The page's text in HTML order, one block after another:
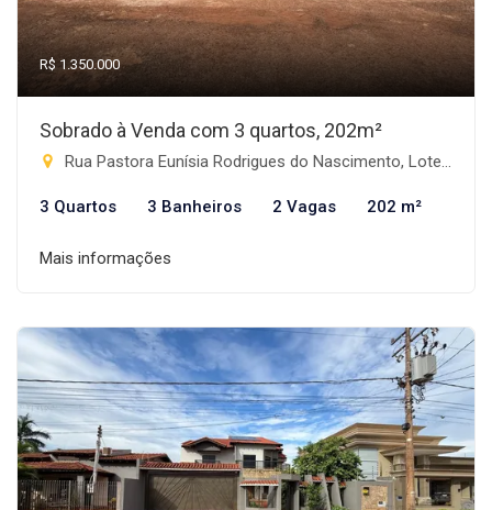
R$ 1.350.000
Sobrado à Venda com 3 quartos, 202m²
Rua Pastora Eunísia Rodrigues do Nascimento, Lote 03 - Progresso, Rio Brilhante-MS
3 Quartos 3 Banheiros 2 Vagas 202 m²
Mais informações